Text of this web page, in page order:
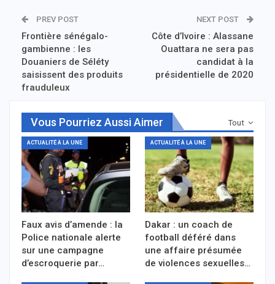
PREV POST
Frontière sénégalo-
gambienne : les
Douaniers de Séléty
saisissent des produits
frauduleux
NEXT POST
Côte d’Ivoire : Alassane
Ouattara ne sera pas
candidat à la
présidentielle de 2020
Tout
Vous Pourriez Aussi Aimer
ACTUALITÉ À LA UNE
Faux avis d’amende : la
Police nationale alerte
sur une campagne
d’escroquerie par…
ACTUALITÉ À LA UNE
Dakar : un coach de
football déféré dans
une affaire présumée
de violences sexuelles…